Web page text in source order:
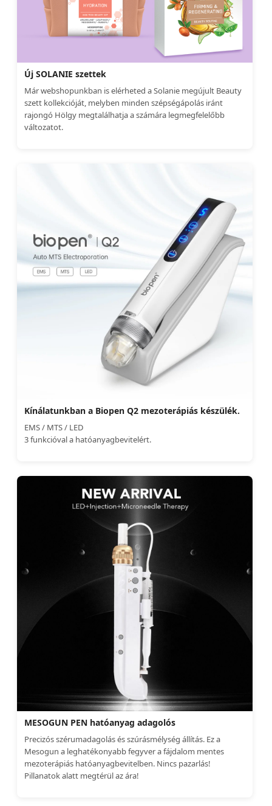
Új SOLANIE szettek
Már webshopunkban is elérheted a Solanie megújult Beauty
szett kollekcióját, melyben minden szépségápolás iránt
rajongó Hölgy megtalálhatja a számára legmegfelelőbb
változatot.
Kínálatunkban a Biopen Q2 mezoterápiás készülék.
EMS / MTS / LED
3 funkcióval a hatóanyagbevitelért.
MESOGUN PEN hatóanyag adagolós
Precizós szérumadagolás és szúrásmélység állítás. Ez a
Mesogun a leghatékonyabb fegyver a fájdalom mentes
mezoterápiás hatóanyagbevitelben. Nincs pazarlás!
Pillanatok alatt megtérül az ára!